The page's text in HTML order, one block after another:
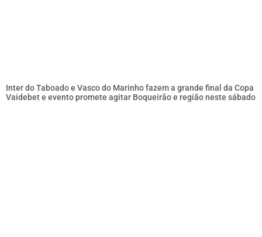
Inter do Taboado e Vasco do Marinho fazem a grande final da Copa
Vaidebet e evento promete agitar Boqueirão e região neste sábado